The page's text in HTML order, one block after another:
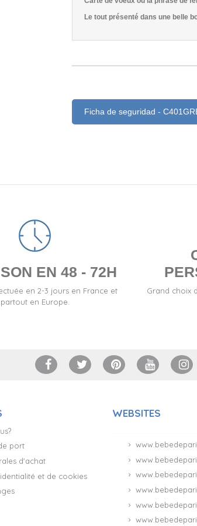
Le tout présenté dans une belle
Ficha de seguridad -
EN 48 - 72H
en 2-3 jours en France et
partout en Europe.
Grand choix
port
d'achat
et de cookies
WEBSITES